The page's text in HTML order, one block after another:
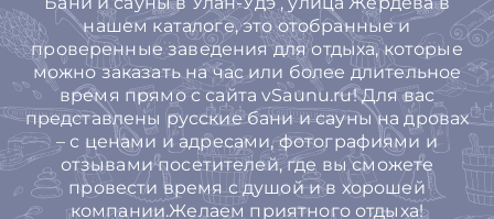
нашем каталоге, это отобранные и
проверенные заведения для отдыха, которые
можно заказать на час или более длительное
время прямо с сайта vSaunu.ru! Для вас
представлены русские бани и сауны на дровах
– с ценами и адресами, фотографиями и
отзывами посетителей, где вы сможете
провести время с душой и в хорошей
компании.Желаем приятного отдыха!